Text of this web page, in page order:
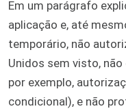
Em um parágrafo
aplicação e, até
temporário, não
Unidos sem visto,
por exemplo,
condicional), e não